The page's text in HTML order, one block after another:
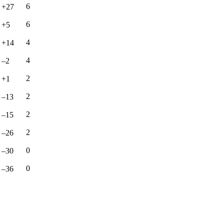
+27 6
+5 6
+14 4
–2 4
+1 2
–13 2
–15 2
–26 2
–30 0
–36 0